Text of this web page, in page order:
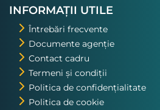
INFORMAȚII UTILE
Întrebări frecvente
Documente agenție
Contact cadru
Termeni și condiții
Politica de confidențialitate
Politica de cookie